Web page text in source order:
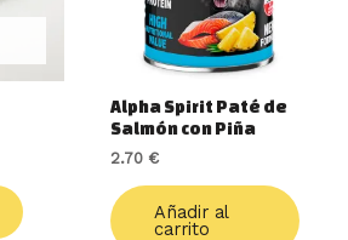
Alpha Spirit Paté de
Salmón con Piña
2.70 €
Añadir al
carrito